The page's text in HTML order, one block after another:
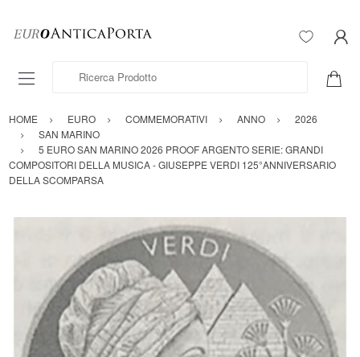
Ricerca Prodotto
HOME EURO COMMEMORATIVI ANNO
2026
SAN MARINO
5 EURO SAN MARINO 2026 PROOF ARGENTO SERIE: GRANDI
COMPOSITORI DELLA MUSICA - GIUSEPPE VERDI 125°ANNIVERSARIO
DELLA SCOMPARSA